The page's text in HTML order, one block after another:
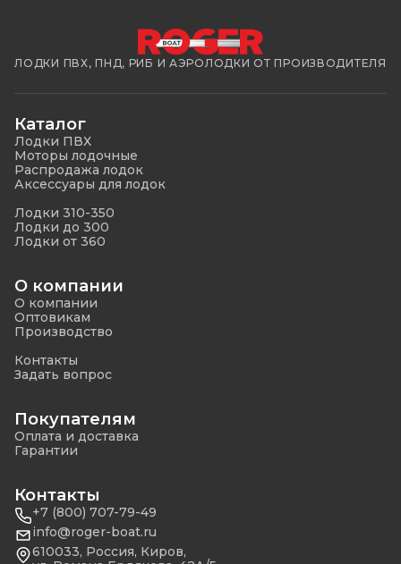
ЛОДКИ ПВХ, ПНД, РИБ И АЭРОЛОДКИ ОТ ПРОИЗВОДИТЕЛЯ
Каталог
Лодки ПВХ
Моторы лодочные
Распродажа лодок
Аксессуары для лодок
Лодки 310-350
Лодки до 300
Лодки от 360
О компании
О компании
Оптовикам
Производство
Контакты
Задать вопрос
Покупателям
Оплата и доставка
Гарантии
Контакты
+7 (800) 707-79-49
info@roger-boat.ru
610033, Россия, Киров,